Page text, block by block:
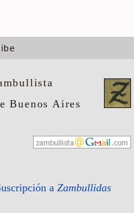
Buenos Aires
a Zambullidas